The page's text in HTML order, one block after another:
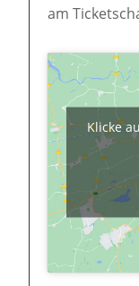
am
Klicke